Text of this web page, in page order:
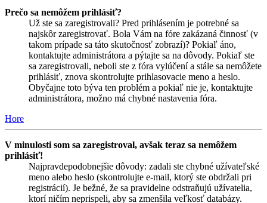
Prečo sa nemôžem prihlásiť?
Už ste sa zaregistrovali? Pred prihlásením je potrebné sa
najskôr zaregistrovať. Bola Vám na fóre zakázaná činnosť (v
takom prípade sa táto skutočnosť zobrazí)? Pokiaľ áno,
kontaktujte administrátora a pýtajte sa na dôvody. Pokiaľ ste
sa zaregistrovali, neboli ste z fóra vylúčení a stále sa nemôžete
prihlásiť, znova skontrolujte prihlasovacie meno a heslo.
Obyčajne toto býva ten problém a pokiaľ nie je, kontaktujte
administrátora, možno má chybné nastavenia fóra.
Hore
V minulosti som sa zaregistroval, avšak teraz sa nemôžem
prihlásiť!
Najpravdepodobnejšie dôvody: zadali ste chybné užívateľské
meno alebo heslo (skontrolujte e-mail, ktorý ste obdržali pri
registrácií). Je bežné, že sa pravidelne odstraňujú užívatelia,
ktorí ničím neprispeli, aby sa zmenšila veľkosť databázy.